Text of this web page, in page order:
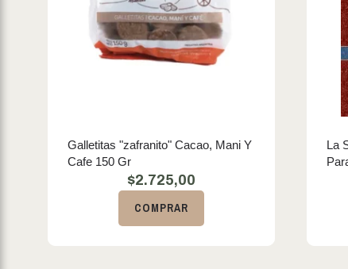
Galletitas "zafranito" Cacao, Mani Y
Cafe 150 Gr
$2.725,00
COMPRAR
La